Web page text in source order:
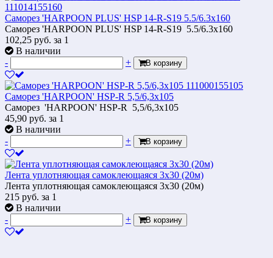
Саморез 'HARPOON PLUS' HSP 14-R-S19 5.5/6.3х160
Саморез 'HARPOON PLUS' HSP 14-R-S19 5.5/6.3х160
102,25 руб. за 1
В наличии
-
+ В корзину
Саморез 'HARPOON' HSP-R 5,5/6,3x105
Саморез 'HARPOON' HSP-R 5,5/6,3x105
45,90 руб. за 1
В наличии
-
+ В корзину
Лента уплотняющая самоклеющаяся 3х30 (20м)
Лента уплотняющая самоклеющаяся 3х30 (20м)
215 руб. за 1
В наличии
-
+ В корзину